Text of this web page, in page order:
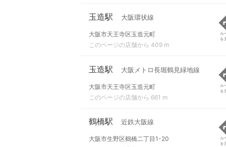
玉造駅 大阪環状線
大阪市天王寺区玉造元町
このページの店舗から 409 m
ル
を
玉造駅 大阪メトロ長堀鶴見緑地線
大阪市天王寺区玉造元町
このページの店舗から 661 m
ル
を
鶴橋駅 近鉄大阪線
大阪市生野区鶴橋二丁目1-20
ル
を